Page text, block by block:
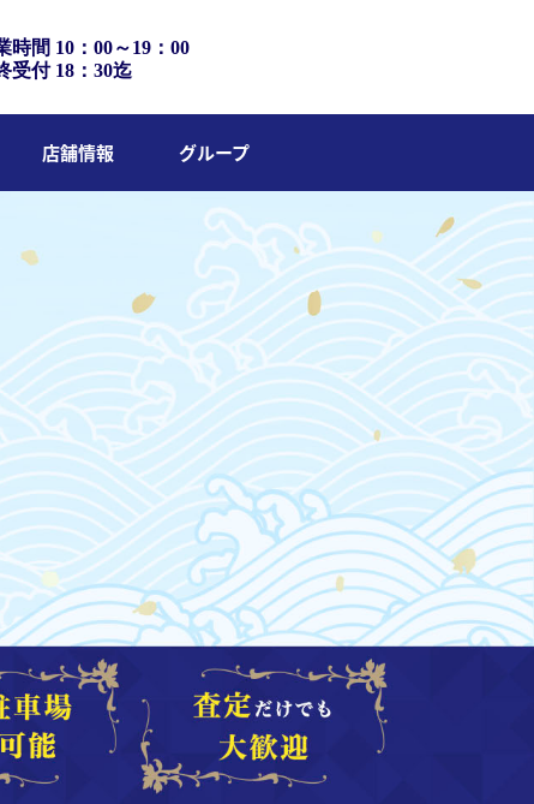
時間 10：00～19：00
受付 18：30迄
店舗情報 グループ